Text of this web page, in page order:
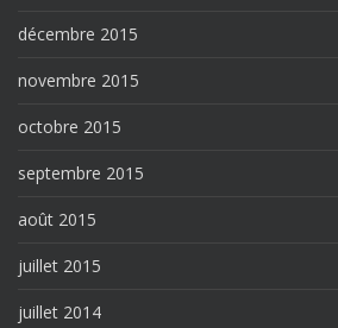
décembre 2015
novembre 2015
octobre 2015
septembre 2015
août 2015
juillet 2015
juillet 2014